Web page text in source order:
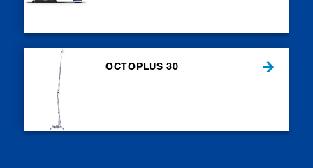
OCTOPLUS 30